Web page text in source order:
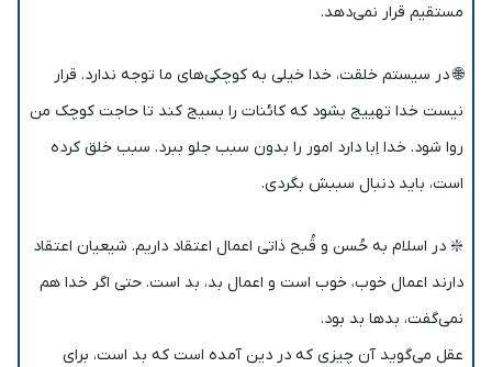
مستقیم قرار نمی‌دهد.
🌐 در سیستم خلقت، خدا خیلی به کوچکی‌های ما توجه ندارد. قرار
نیست خدا تهییج بشود که کائنات را بسیج کند تا حاجت کوچک من
روا شود. خدا اِبا دارد امور را بدون سبب جلو ببرد. سبب خلق کرده
است، باید دنبال سببش بگردی.
❇️ در اسلام به حُسن و قُبح ذاتی اعمال اعتقاد داریم. شیعیان اعتقاد
دارند اعمال خوب، خوب است و اعمال بد، بد است. حتی اگر خدا هم
نمی‌گفت، بدها بد بود.
عقل می‌گوید آن چیزی که در دین آمده است که بد است، برای